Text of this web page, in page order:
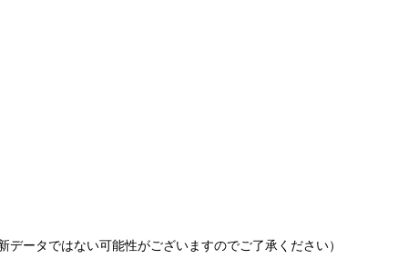
ータではない可能性がございますのでご了承ください）